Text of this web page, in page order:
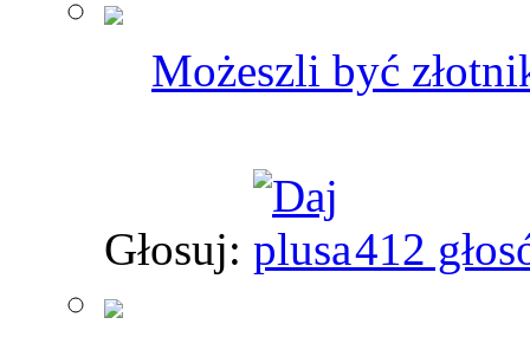
Możeszli być
Głosuj: 412